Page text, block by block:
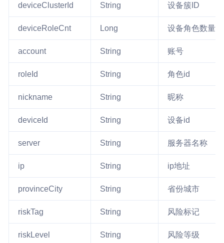
deviceClusterId String 设备簇ID
deviceRoleCnt Long 设备角色数量
account String 账号
roleId String 角色id
nickname String 昵称
deviceId String 设备id
server String 服务器名称
ip String ip地址
provinceCity String 省份城市
riskTag String 风险标记
riskLevel String 风险等级